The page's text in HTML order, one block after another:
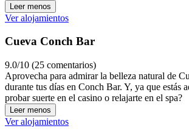
Leer menos
Ver alojamientos
Cueva Conch Bar
9.0/10 (25 comentarios)
Aprovecha para admirar la belleza natural de
durante tus días en Conch Bar. Y, ya que estás
probar suerte en el casino o relajarte en el spa?
Leer menos
Ver alojamientos